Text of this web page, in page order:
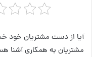
آیا از دست مشتریان خود
مشتریان به همکاری آشنا